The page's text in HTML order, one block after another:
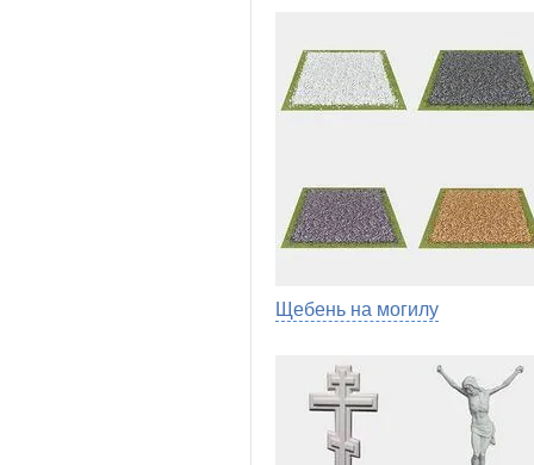
Щебень на могилу